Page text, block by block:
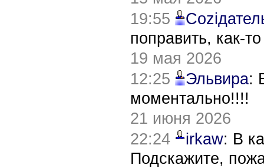
19:55
поправить, как-
19 мая 2026
12:25
Эльвира:
моментально!!!!
21 июня 2026
22:24
irkaw: В
Подскажите,